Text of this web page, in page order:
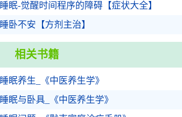
睡眠-觉醒时间程序的障碍【症状大全】
睡卧不安【方剂主治】
相关书籍
睡眠养生_《中医养生学》
睡眠与卧具_《中医养生学》